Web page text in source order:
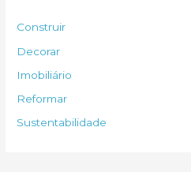
p
o
r
Construir
Decorar
Imobiliário
Reformar
Sustentabilidade